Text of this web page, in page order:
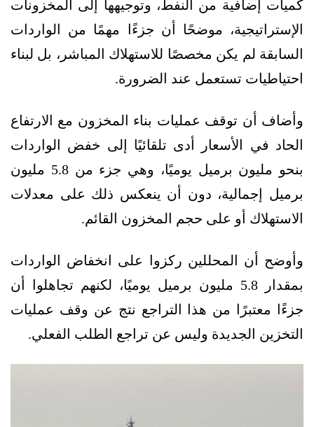
كميات إضافية من النفط، وتوجيهها إلى المخزونات
الإستراتيجية، موضحًا أن جزءًا مهمًا من الواردات
السابقة لم يكن مخصصًا للاستهلاك المباشر، بل لبناء
احتياطيات تستعمل عند الضرورة.
وأضاف أن توقف عمليات بناء المخزون مع الارتفاع
الحاد في الأسعار أدى تلقائيًا إلى خفض الواردات
بنحو مليون برميل يوميًا، وهي جزء من 5.8 مليون
برميل إجمالية، دون أن ينعكس ذلك على معدلات
الاستهلاك أو على حجم المخزون القائم.
وأوضح أن المحللين ركزوا على انخفاض الواردات
بمقدار 5.8 مليون برميل يوميًا، لكنهم تجاهلوا أن
جزءًا معتبرًا من هذا التراجع نتج عن وقف عمليات
التخزين الجديدة وليس عن تراجع الطلب الفعلي.